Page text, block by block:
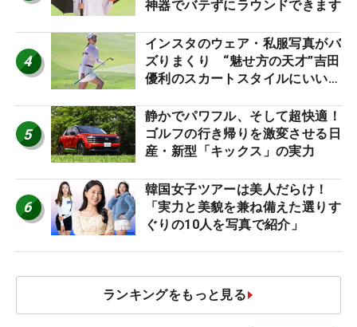
神器でバテずにラウンドできます
4
インスタのウェア・私服写真がバ
ズりまくり “魅せ方の天才”吉田
優利のスカートスタイルにいい
5
静かでパワフル、そして超快適！
ゴルフの行き帰りを激変させる日
産・新型「キックス」の実力
6
韓国女子ツアーは美人だらけ！
「実力と美貌を兼ね備えた選りす
ぐりの10人を写真で紹介」
ランキングをもっと見る